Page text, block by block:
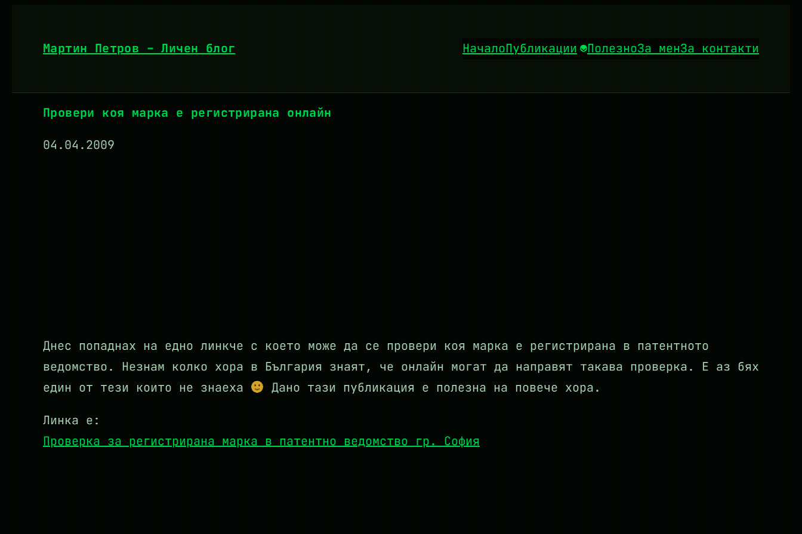
съдържанието
Мартин Петров – Личен блог НачалоПубликации ПолезноЗа менЗа контакти
Провери коя марка е регистрирана онлайн
04.04.2009
Днес попаднах на едно линкче с което може да се провери коя марка е регистрирана в патентното
ведомство. Незнам колко хора в България знаят, че онлайн могат да направят такава проверка. Е аз бях
един от тези които не знаеха
Дано тази публикация е полезна на повече хора.
Линка е:
Проверка за регистрирана марка в патентно ведомство гр. София